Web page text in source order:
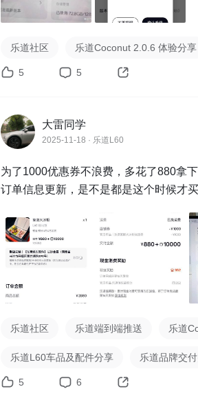
乐道社区 乐道Coconut 2.0.6 体验分享
5 5
大雷同学
2025-11-18 · 乐道L60
为了1000优惠券不浪费，多花了880拿
订单信息更新，是不是都是这个时候才
乐道社区 乐道端到端推送 乐道
乐道L60车品及配件分享 乐道品牌交
5 6